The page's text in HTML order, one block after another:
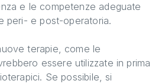
e le competenze adeguate
peri- e post-operatoria.
terapie, come le
essere utilizzate in prima
Se possibile, si